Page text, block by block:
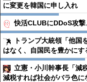
に変更を韓国に申し入れ
快活CLUBにDDoS攻
トランプ大統領「他国
はなく、自国民を豊かにす
立憲・小川幹事長「減
減税すれば社会がバラ色に